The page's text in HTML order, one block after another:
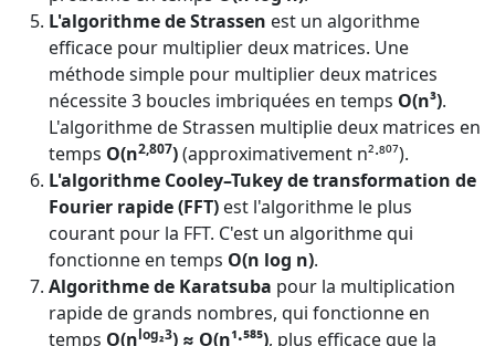
L'algorithme de Strassen est un algorithme
efficace pour multiplier deux matrices. Une
méthode simple pour multiplier deux matrices
nécessite 3 boucles imbriquées en temps O(n³).
L'algorithme de Strassen multiplie deux matrices en
temps O(n2,807)(approximativement n²·⁸⁰⁷).
L'algorithme Cooley–Tukey de transformation de
Fourier rapide (FFT) est l'algorithme le plus
courant pour la FFT. C'est un algorithme qui
fonctionne en temps O(n log n).
Algorithme de Karatsuba pour la multiplication
rapide de grands nombres, qui fonctionne en
temps O(nlog₂3) ≈ O(n¹·⁵⁸⁵), plus efficace que la